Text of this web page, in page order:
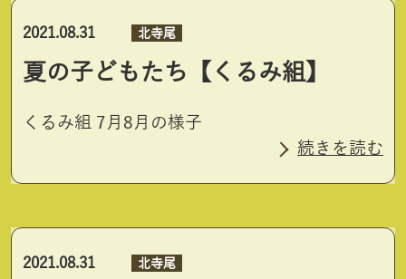
2021.08.31 北寺尾
夏の子どもたち【くるみ組】
くるみ組 7月8月の様子
続きを読む
2021.08.31 北寺尾